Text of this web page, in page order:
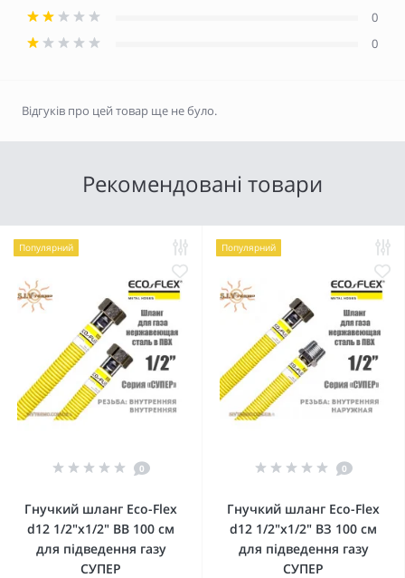
0
0
Відгуків про цей товар ще не було.
Рекомендовані товари
Популярний
0
Гнучкий шланг Eco-Flex
d12 1/2"х1/2" ВВ 100 см
для підведення газу
СУПЕР
Популярний
0
Гнучкий шланг Eco-Flex
d12 1/2"х1/2" ВЗ 100 см
для підведення газу
СУПЕР